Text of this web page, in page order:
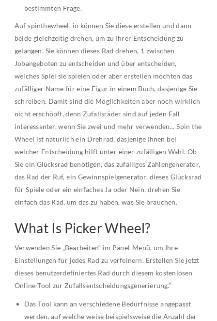
bestimmten Frage.
Auf spinthewheel. io können Sie diese erstellen und dann
beide gleichzeitig drehen, um zu Ihrer Entscheidung zu
gelangen. Sie können dieses Rad drehen, 1 zwischen
Jobangeboten zu entscheiden und über entscheiden,
welches Spiel sie spielen oder aber erstellen möchten das
zufälliger Name für eine Figur in einem Buch, dasjenige Sie
schreiben. Damit sind die Möglichkeiten aber noch wirklich
nicht erschöpft, denn Zufallsräder sind auf jeden Fall
interessanter, wenn Sie zwei und mehr verwenden… Spin the
Wheel ist natürlich ein Drehrad, dasjenige Ihnen bei
welcher Entscheidung hilft unter einer zufälligen Wahl. Ob
Sie ein Glücksrad benötigen, das zufälliges Zahlengenerator,
das Rad der Ruf, ein Gewinnspielgenerator, dieses Glücksrad
für Spiele oder ein einfaches Ja oder Nein, drehen Sie
einfach das Rad, um das zu haben, was Sie brauchen.
What Is Picker Wheel?
Verwenden Sie „Bearbeiten“ im Panel-Menü, um Ihre
Einstellungen für jedes Rad zu verfeinern. Erstellen Sie jetzt
dieses benutzerdefiniertes Rad durch diesem kostenlosen
Online-Tool zur Zufallsentscheidungsgenerierung.”
Das Tool kann an verschiedene Bedürfnisse angepasst
werden, auf welche weise beispielsweise die Anzahl der